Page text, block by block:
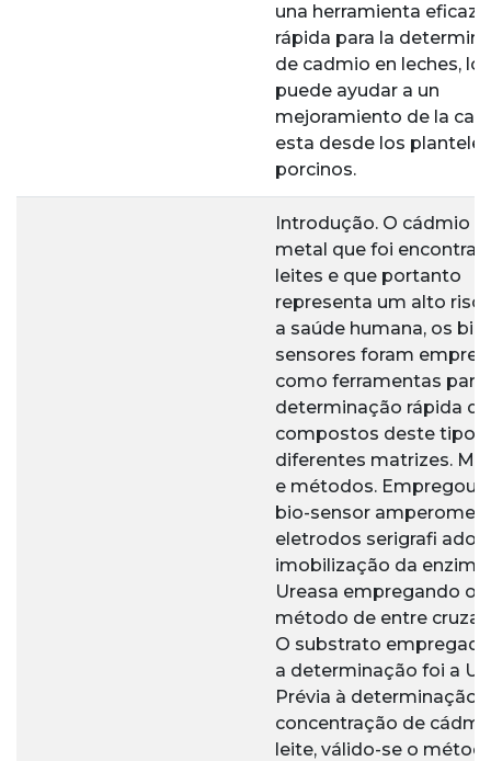
una herramienta eficaz y
rápida para la
de cadmio en leches, lo
puede ayudar a un
mejoramiento de la
esta desde los planteles
porcinos.
Introdução. O cádmio é
metal que foi
leites e que portanto
representa um alto
a saúde humana, os bio-
sensores foram
como ferramentas para
determinação rápida de
compostos deste tipo
diferentes matrizes.
e métodos. Empregou-
bio-sensor
eletrodos serigrafi ados
imobilização da enzima
Ureasa empregando o
método de entre
O substrato
a determinação foi a
Prévia à determinação
concentração de
leite, válido-se o